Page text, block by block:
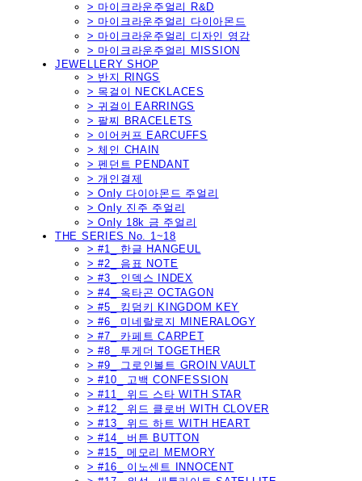
> 마이크라운주얼리 R&D
> 마이크라운주얼리 다이아몬드
> 마이크라운주얼리 디자인 영감
> 마이크라운주얼리 MISSION
JEWELLERY SHOP
> 반지 RINGS
> 목걸이 NECKLACES
> 귀걸이 EARRINGS
> 팔찌 BRACELETS
> 이어커프 EARCUFFS
> 체인 CHAIN
> 펜던트 PENDANT
> 개인결제
> Only 다이아몬드 주얼리
> Only 진주 주얼리
> Only 18k 금 주얼리
THE SERIES No. 1~18
> #1_ 한글 HANGEUL
> #2_ 음표 NOTE
> #3_ 인덱스 INDEX
> #4_ 옥타곤 OCTAGON
> #5_ 킹덤키 KINGDOM KEY
> #6_ 미네랄로지 MINERALOGY
> #7_ 카페트 CARPET
> #8_ 투게더 TOGETHER
> #9_ 그로인볼트 GROIN VAULT
> #10_ 고백 CONFESSION
> #11_ 위드 스타 WITH STAR
> #12_ 위드 클로버 WITH CLOVER
> #13_ 위드 하트 WITH HEART
> #14_ 버튼 BUTTON
> #15_ 메모리 MEMORY
> #16_ 이노센트 INNOCENT